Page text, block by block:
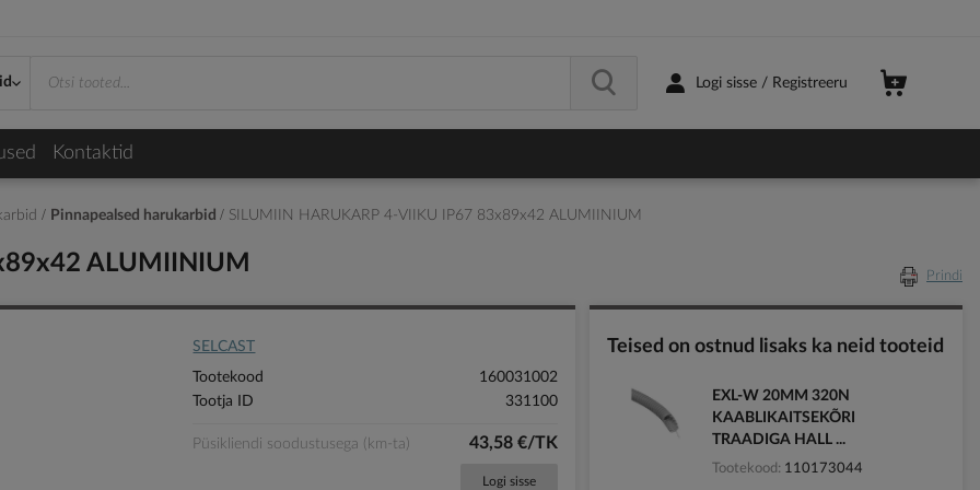
Logi sisse / Registreeru
Kontaktid
Pinnapealsed harukarbid SILUMIIN HARUKARP 4-VIIKU IP67 83x89x42 ALUMIINIUM
ALUMIINIUM Prindi
SELCAST
Tootekood
160031002
Tootja ID
331100
Püsikliendi soodustusega (km-ta) 43,58 €/TK
Logi sisse
Teised on ostnud lisaks ka neid tooteid
EXL-W 20MM 320N
KAABLIKAITSEKÕRI
TRAADIGA HALL ...
Tootekood 110173044